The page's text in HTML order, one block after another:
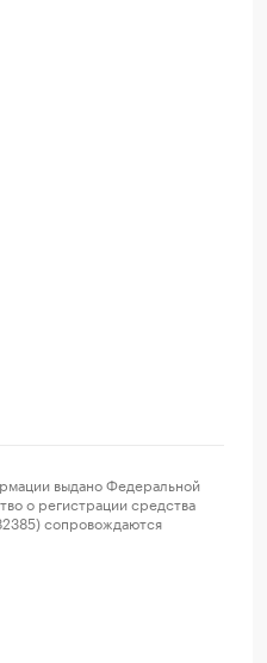
выдано Федеральной
о регистрации средства
сопровождаются